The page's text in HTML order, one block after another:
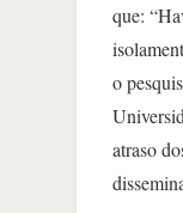
que:
o
atraso